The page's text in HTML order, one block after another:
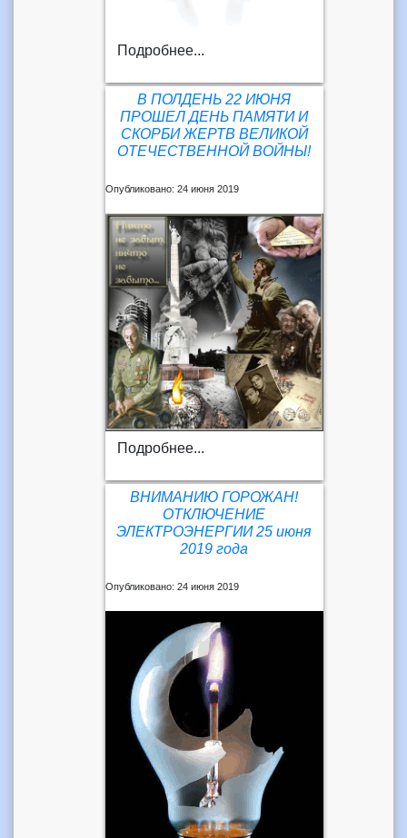
Подробнее...
В ПОЛДЕНЬ 22 ИЮНЯ
ПРОШЕЛ ДЕНЬ ПАМЯТИ И
СКОРБИ ЖЕРТВ ВЕЛИКОЙ
ОТЕЧЕСТВЕННОЙ ВОЙНЫ!
Опубликовано: 24 июня 2019
Подробнее...
ВНИМАНИЮ ГОРОЖАН!
ОТКЛЮЧЕНИЕ
ЭЛЕКТРОЭНЕРГИИ 25 июня
2019 года
Опубликовано: 24 июня 2019